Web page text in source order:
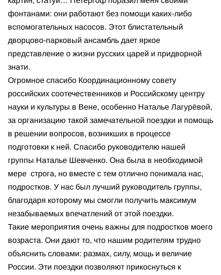
фонтанами: они работают без помощи каких-либо
вспомогательных насосов. Этот блистательный
дворцово-парковый ансамбль дает яркое
представление о жизни русских царей и придворной
знати.
Огромное спасибо Координационному совету
российских соотечественников и Российскому центру
науки и культуры в Вене, особенно Наталье Лагурёвой,
за организацию такой замечательной поездки и помощь
в решении вопросов, возникших в процессе
подготовки к ней. Спасибо руководителю нашей
группы Наталье Шевченко. Она была в необходимой
мере строга, но вместе с тем отлично понимала нас,
подростков. У нас был лучший руководитель группы,
благодаря которому мы смогли получить максимум
незабываемых впечатлений от этой поездки.
Такие мероприятия очень важны для подростков моего
возраста. Они дают то, что нашим родителям трудно
объяснить словами: размах, силу, мощь и величие
России. Эти поездки позволяют прикоснуться к